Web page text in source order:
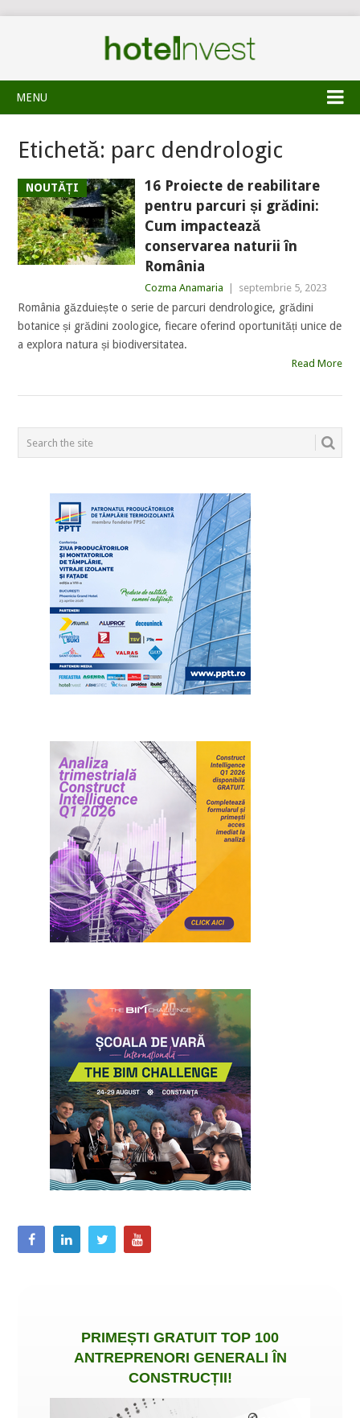
MENU
Etichetă: parc dendrologic
NOUTĂȚI
16 Proiecte de reabilitare
pentru parcuri și grădini:
Cum impactează
conservarea naturii în
România
Cozma Anamaria septembrie 5, 2023
România găzduiește o serie de parcuri dendrologice, grădini
botanice și grădini zoologice, fiecare oferind oportunități unice de
a explora natura și biodiversitatea.
Read More
POSTS
NAVIGATION
PRIMEȘTI GRATUIT TOP 100
ANTREPRENORI GENERALI ÎN
CONSTRUCȚII!